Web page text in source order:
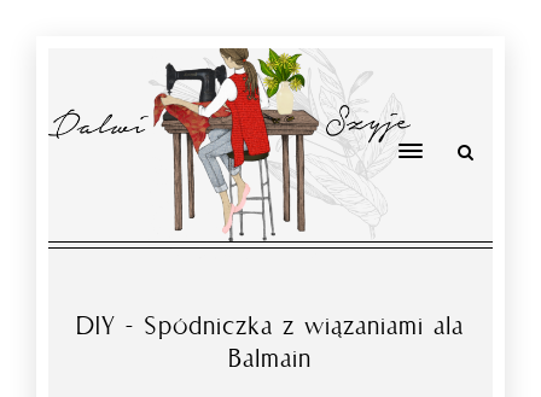
DIY - Spódniczka z wiązaniami ala
Balmain